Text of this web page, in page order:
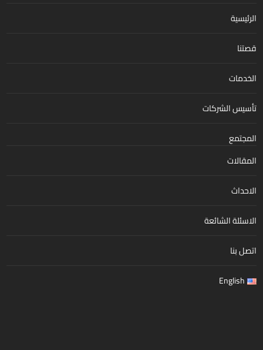
الرئيسية
قصتنا
الخدمات
تأسيس الشركات
المجتمع
المقالات
الاحداث
الاسئلة الشائعة
اتصل بنا
English